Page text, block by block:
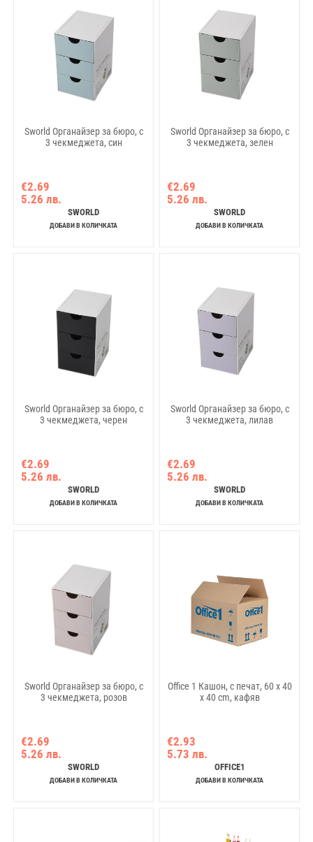
Sworld Органайзер за бюро, с
3 чекмеджета, син
€2.69
5.26 лв.
SWORLD
ДОБАВИ В КОЛИЧКАТА
Sworld Органайзер за бюро, с
3 чекмеджета, зелен
€2.69
5.26 лв.
SWORLD
ДОБАВИ В КОЛИЧКАТА
Sworld Органайзер за бюро, с
3 чекмеджета, черен
€2.69
5.26 лв.
SWORLD
ДОБАВИ В КОЛИЧКАТА
Sworld Органайзер за бюро, с
3 чекмеджета, лилав
€2.69
5.26 лв.
SWORLD
ДОБАВИ В КОЛИЧКАТА
Sworld Органайзер за бюро, с
3 чекмеджета, розов
€2.69
5.26 лв.
SWORLD
ДОБАВИ В КОЛИЧКАТА
Office 1 Кашон, с печат, 60 x 40
x 40 cm, кафяв
€2.93
5.73 лв.
OFFICE1
ДОБАВИ В КОЛИЧКАТА